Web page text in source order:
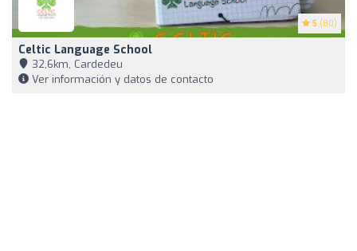
5 (80)
Celtic Language School
32,6km, Cardedeu
Ver información y datos de contacto